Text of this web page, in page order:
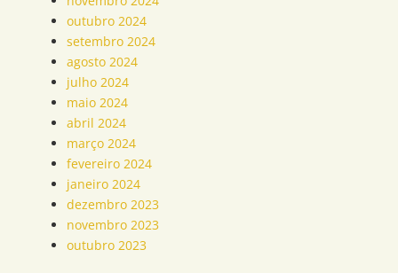
outubro 2024
setembro 2024
agosto 2024
julho 2024
maio 2024
abril 2024
março 2024
fevereiro 2024
janeiro 2024
dezembro 2023
novembro 2023
outubro 2023